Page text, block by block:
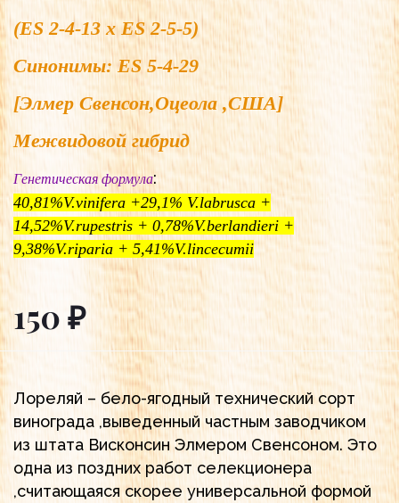
(ES 2-4-13 x ES 2-5-5)
Синонимы:ES 5-4-29
[Элмер Свенсон,Оцеола ,США]
Межвидовой гибрид
Генетическая формула:
40,81%V.vinifera +29,1% V.labrusca +
14,52%V.rupestris + 0,78%V.berlandieri +
9,38%V.riparia + 5,41%V.lincecumii
150 ₽
Лореляй – бело-ягодный технический сорт
винограда ,выведенный частным заводчиком
из штата Висконсин Элмером Свенсоном. Это
одна из поздних работ селекционера
,считающаяся скорее универсальной формой